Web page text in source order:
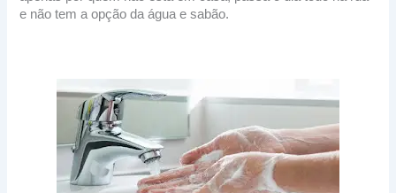
e não tem a opção da água e sabão.